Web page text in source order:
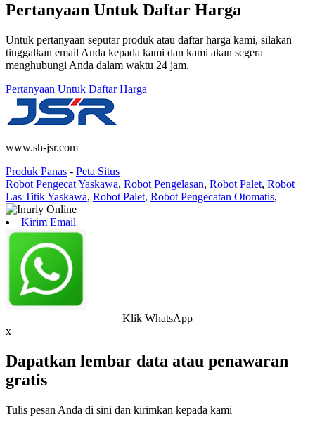
Pertanyaan Untuk Daftar Harga
Untuk pertanyaan seputar produk atau daftar harga kami, silakan
tinggalkan email Anda kepada kami dan kami akan segera
menghubungi Anda dalam waktu 24 jam.
Pertanyaan Untuk Daftar Harga
www.sh-jsr.com
Produk Panas - Peta Situs
Robot Pengecat Yaskawa, Robot Pengelasan, Robot Palet, Robot
Las Titik Yaskawa, Robot Palet, Robot Pengecatan Otomatis,
Kirim Email
Klik WhatsApp
x
Dapatkan lembar data atau penawaran
gratis
Tulis pesan Anda di sini dan kirimkan kepada kami